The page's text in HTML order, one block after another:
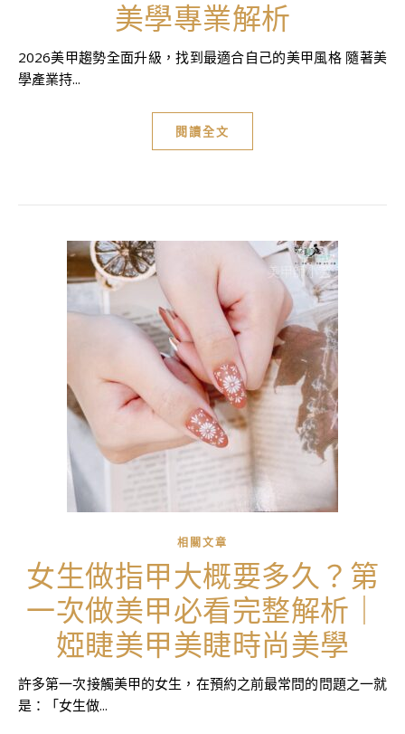
美學專業解析
2026美甲趨勢全面升級，找到最適合自己的美甲風格 隨著美
學產業持...
閱讀全文
相關文章
女生做指甲大概要多久？第
一次做美甲必看完整解析｜
婭睫美甲美睫時尚美學
許多第一次接觸美甲的女生，在預約之前最常問的問題之一就
是：「女生做...